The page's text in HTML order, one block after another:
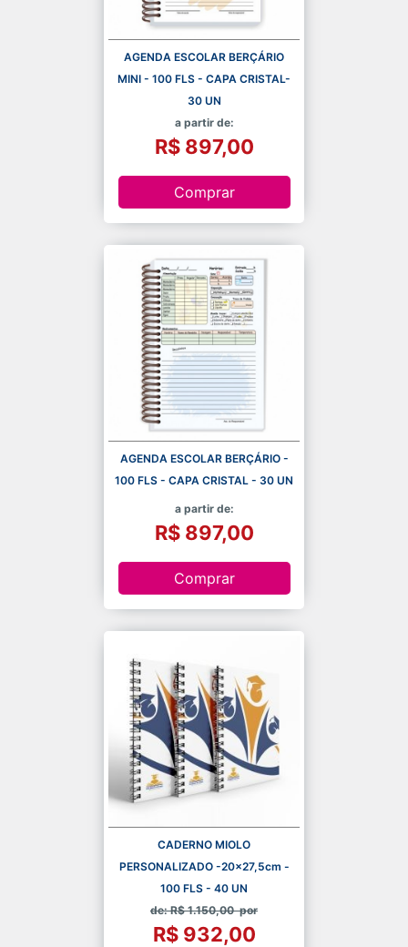
AGENDA ESCOLAR BERÇÁRIO
MINI - 100 FLS - CAPA CRISTAL-
30 UN
a partir de:
R$ 897,00
Comprar
AGENDA ESCOLAR BERÇÁRIO -
100 FLS - CAPA CRISTAL - 30 UN
a partir de:
R$ 897,00
Comprar
CADERNO MIOLO
PERSONALIZADO -20x27,5cm -
100 FLS - 40 UN
de: R$ 1.150,00por
R$ 932,00